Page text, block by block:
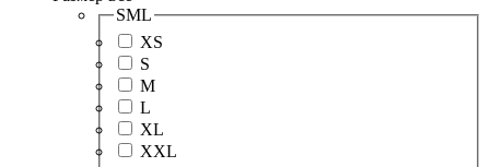
SML
XS
S
M
L
XL
XXL